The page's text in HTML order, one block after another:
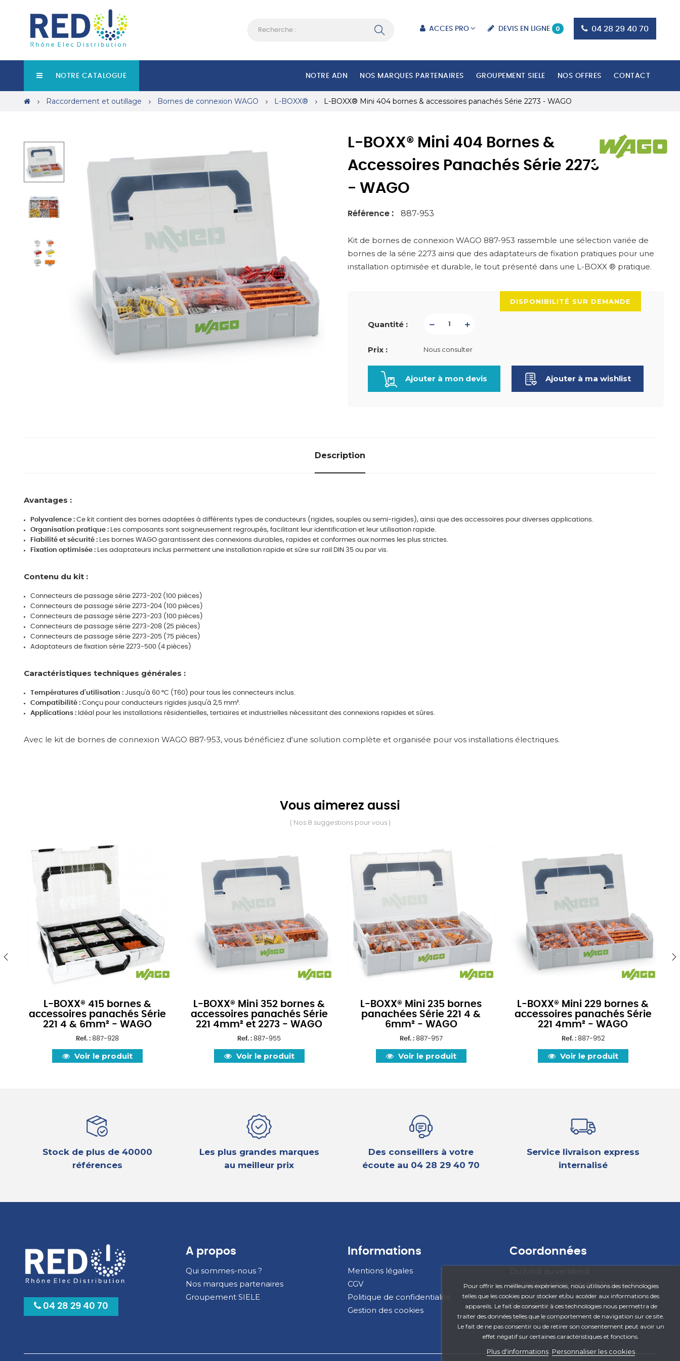
ACCES PRO DEVIS EN LIGNE 0 04 28 29 40 70
NOTRE CATALOGUE NOTRE ADN NOS MARQUES PARTENAIRES GROUPEMENT SIELE NOS OFFRES CONTACT
Raccordement et outillage Bornes de connexion WAGO L-BOXX® L-BOXX® Mini 404 bornes & accessoires panachés Série 2273 - WAGO
L-BOXX® Mini 404 Bornes &
Accessoires Panachés Série 2273
- WAGO
Référence : 887-953
Kit de bornes de connexion WAGO 887-953 rassemble une sélection variée de
bornes de la série 2273 ainsi que des adaptateurs de fixation pratiques pour une
installation optimisée et durable, le tout présenté dans une L-BOXX ® pratique.
DISPONIBILITÉ SUR DEMANDE
Quantité :
Prix : Nous consulter
Ajouter à mon devis Ajouter à ma wishlist
Description
Avantages :
Polyvalence : Ce kit contient des bornes adaptées à différents types de conducteurs (rigides, souples ou semi-rigides), ainsi que des accessoires pour diverses applications.
Organisation pratique : Les composants sont soigneusement regroupés, facilitant leur identification et leur utilisation rapide.
Fiabilité et sécurité : Les bornes WAGO garantissent des connexions durables, rapides et conformes aux normes les plus strictes.
Fixation optimisée : Les adaptateurs inclus permettent une installation rapide et sûre sur rail DIN 35 ou par vis.
Contenu du kit :
Connecteurs de passage série 2273-202 (100 pièces)
Connecteurs de passage série 2273-204 (100 pièces)
Connecteurs de passage série 2273-203 (100 pièces)
Connecteurs de passage série 2273-208 (25 pièces)
Connecteurs de passage série 2273-205 (75 pièces)
Adaptateurs de fixation série 2273-500 (4 pièces)
Caractéristiques techniques générales :
Températures d'utilisation : Jusqu'à 60 °C (T60) pour tous les connecteurs inclus.
Compatibilité : Conçu pour conducteurs rigides jusqu'à 2,5 mm².
Applications : Idéal pour les installations résidentielles, tertiaires et industrielles nécessitant des connexions rapides et sûres.
Avec le kit de bornes de connexion WAGO 887-953, vous bénéficiez d'une solution complète et organisée pour vos installations électriques.
Vous aimerez aussi
( Nos 8 suggestions pour vous )
L-BOXX® 415 bornes &
accessoires panachés Série
221 4 & 6mm² - WAGO
Ref. :887-928
Voir le produit
L-BOXX® Mini 352 bornes &
accessoires panachés Série
221 4mm² et 2273 - WAGO
Ref. : 887-955
Voir le produit
L-BOXX® Mini 235 bornes
panachées Série 221 4 &
6mm² - WAGO
Ref. :887-957
Voir le produit
L-BOXX® Mini 229 bornes &
accessoires panachés Série
221 4mm² - WAGO
Ref. :887-952
Voir le produit
Stock de plus de 40000
références
Les plus grandes marques
au meilleur prix
Des conseillers à votre
écoute au 04 28 29 40 70
Service livraison express
internalisé
04 28 29 40 70
A propos
Qui sommes-nous ?
Nos marques partenaires
Groupement SIELE
Informations
Mentions légales
CGV
Politique de confidentialité
Gestion des cookies
Coordonnées
de 7h30 à 12h00 et de 13h30 à 18h00
2 Rue Philippe Lebon
69740 Genas
Pour offrir les meilleures expériences, nous utilisons des technologies
telles que les cookies pour stocker et/ou accéder aux informations des
appareils. Le fait de consentir à ces technologies nous permettra de
traiter des données telles que le comportement de navigation sur ce site.
Le fait de ne pas consentir ou de retirer son consentement peut avoir un
effet négatif sur certaines caractéristiques et fonctions.
Plus d'informations Personnaliser les cookies